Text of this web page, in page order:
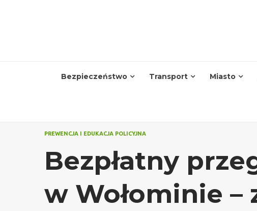
Bezpieczeństwo Transport Miasto
PREWENCJA I EDUKACJA POLICYJNA
Bezpłatny
w Wołominie